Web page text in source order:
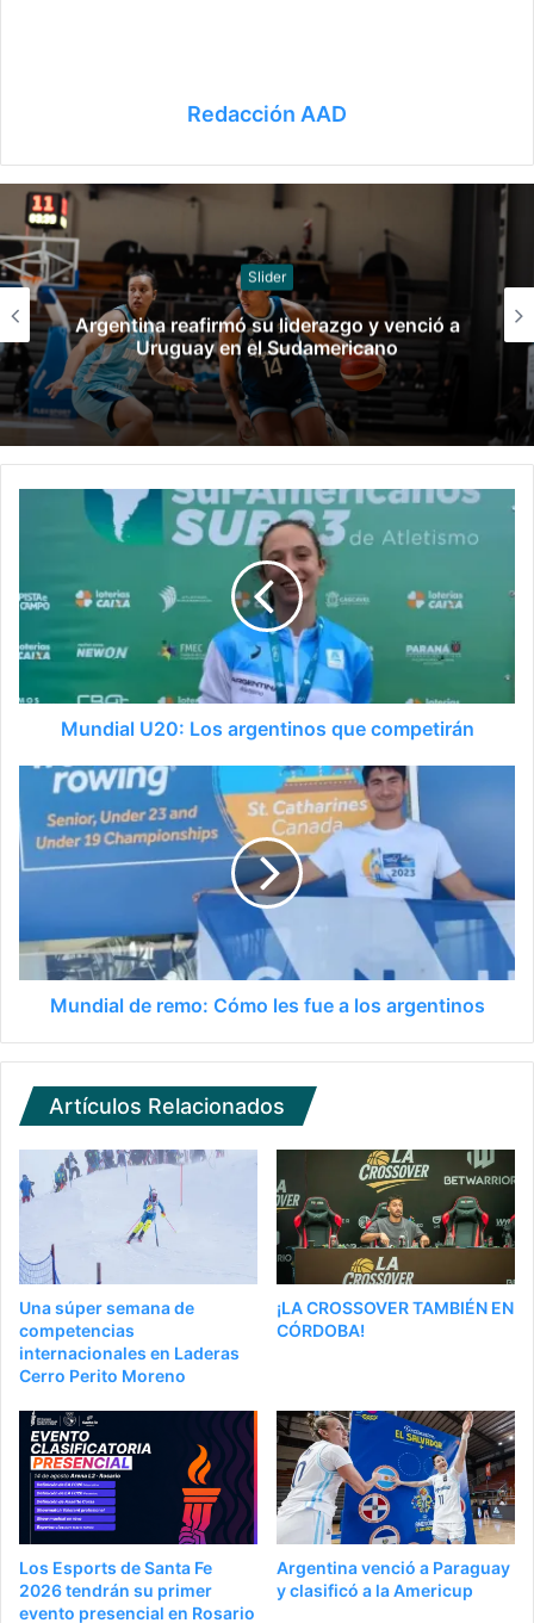
Redacción AAD
Slider
su liderazgo y venció a
el Sudamericano
Confirmado el
Mundial U20: Los argentinos que competirán
Mundial de remo: Cómo les fue a los argentinos
Artículos Relacionados
Una súper semana de
competencias
internacionales en Laderas
Cerro Perito Moreno
¡LA CROSSOVER TAMBIÉN EN
CÓRDOBA!
Los Esports de Santa Fe
2026 tendrán su primer
evento presencial en Rosario
Argentina venció a Paraguay
y clasificó a la Americup